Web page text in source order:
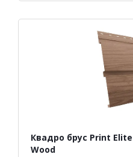
Квадро брус Print
Wood